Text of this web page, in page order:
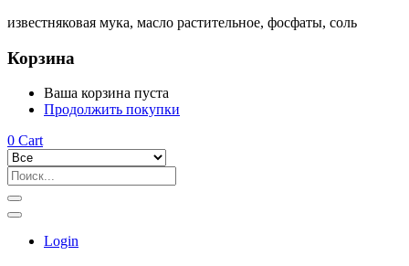
известняковая мука, масло растительное, фосфаты, соль
Корзина
Ваша корзина пуста
Продолжить покупки
0 Cart
Login